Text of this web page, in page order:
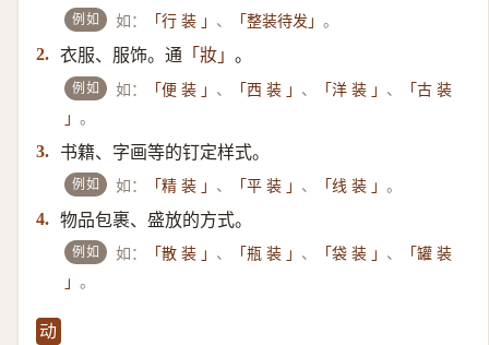
例如 如： 「行 装 」 、 「整装待发」。
2. 衣服、服饰。通 「妝」 。
例如 如： 「便 装 」 、 「西 装 」 、 「洋 装 」 、
「古 装
」 。
3. 书籍、字画等的钉定样式。
例如 如： 「精 装 」 、 「平 装 」 、 「线 装 」。
4. 物品包裹、盛放的方式。
例如 如： 「散 装 」 、 「瓶 装 」 、 「袋 装 」 、
「罐 装
」 。
动